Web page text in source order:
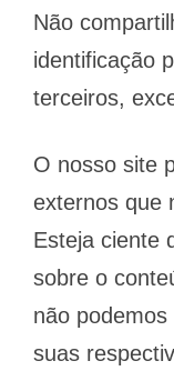
Não
identificação
terceiros,
O nosso site
externos que
Esteja ciente
sobre o
não
suas